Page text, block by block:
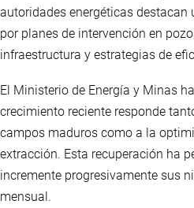
autoridades energéticas
por planes de intervención en
infraestructura y estrategias de
El Ministerio de Energía y Minas
crecimiento reciente responde
campos maduros como a la
extracción. Esta recuperación ha
incremente progresivamente sus
mensual.